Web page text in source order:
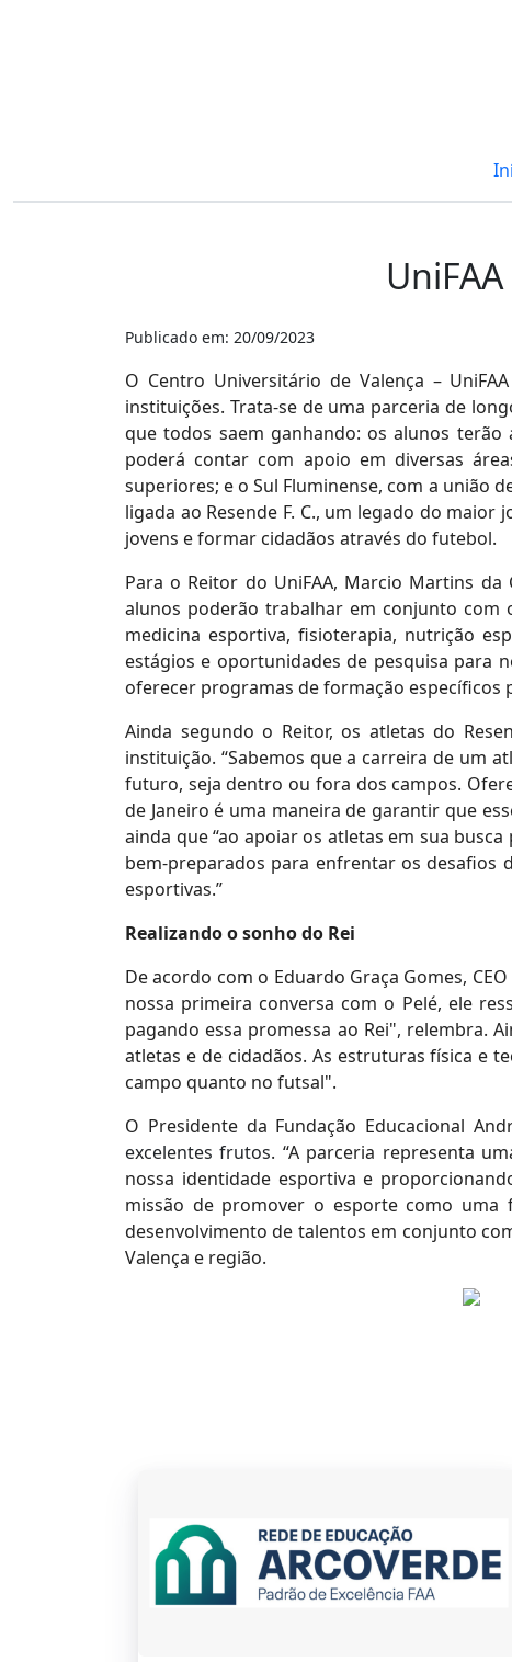
Publicado em: 20/09/2023
O Centro Universitário de Valença –
instituições. Trata-se de uma parceria de
que todos saem ganhando: os alunos terão
poderá contar com apoio em diversas
superiores; e o Sul Fluminense, com a união
ligada ao Resende F. C., um legado do
jovens e formar cidadãos através do futebol.
Para o Reitor do UniFAA, Marcio Martins
alunos poderão trabalhar em conjunto com
medicina esportiva, fisioterapia, nutrição
estágios e oportunidades de pesquisa para
oferecer programas de formação específicos
Ainda segundo o Reitor, os atletas do
instituição. “Sabemos que a carreira de um
futuro, seja dentro ou fora dos campos.
de Janeiro é uma maneira de garantir que
ainda que “ao apoiar os atletas em sua
bem-preparados para enfrentar os desafios
esportivas.”
Realizando o sonho do Rei
De acordo com o Eduardo Graça Gomes,
nossa primeira conversa com o Pelé, ele
pagando essa promessa ao Rei", relembra.
atletas e de cidadãos. As estruturas física e
campo quanto no futsal".
O Presidente da Fundação Educacional
excelentes frutos. “A parceria representa
nossa identidade esportiva e
missão de promover o esporte como uma
desenvolvimento de talentos em conjunto
Valença e região.